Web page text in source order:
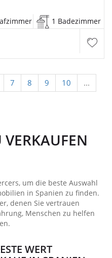
1 Badezimmer
7 8 9 10
...
um die beste Auswahl
in Spanien zu finden.
denen Sie vertrauen
Menschen zu helfen
WERT